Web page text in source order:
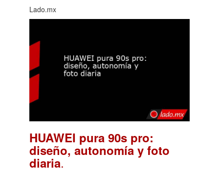
Lado.mx
HUAWEI pura 90s pro:
diseño, autonomía y foto
diaria.